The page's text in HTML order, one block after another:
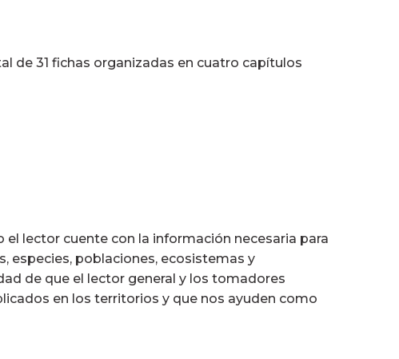
de 31 fichas organizadas en cuatro capítulos
lector cuente con la información necesaria para
especies, poblaciones, ecosistemas y
de que el lector general y los tomadores
en los territorios y que nos ayuden como